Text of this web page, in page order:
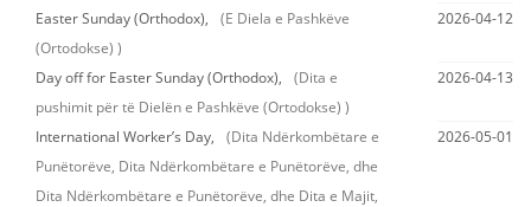
Easter Sunday (Orthodox),
(E Diela e Pashkëve
(Ortodokse) )
2026-04-12
Day off for Easter Sunday (Orthodox),
(Dita e
pushimit për të Dielën e Pashkëve (Ortodokse) )
2026-04-13
International Worker’s Day,
(Dita Ndërkombëtare e
Punëtorëve, Dita Ndërkombëtare e Punëtorëve, dhe
Dita Ndërkombëtare e Punëtorëve, dhe Dita e Majit,
2026-05-01